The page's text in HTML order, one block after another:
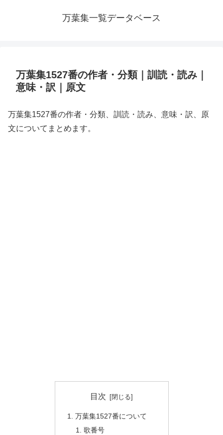
万葉集一覧データベース
万葉集1527番の作者・分類｜訓読・読み｜
意味・訳｜原文
万葉集1527番の作者・分類、訓読・読み、意味・訳、原
文についてまとめます。
目次
万葉集1527番について
歌番号